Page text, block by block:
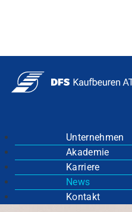
Unternehmen
Akademie
Karriere
News
Kontakt